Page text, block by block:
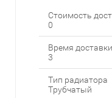
Стоимость
0
Время
3
Тип радиатора
Трубчатый